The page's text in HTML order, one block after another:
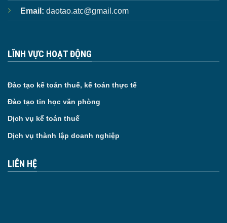
Email: daotao.atc@gmail.com
LĨNH VỰC HOẠT ĐỘNG
Đào tạo kế toán thuế, kế toán thực tế
Đào tạo tin học văn phòng
Dịch vụ kế toán thuế
Dịch vụ thành lập doanh nghiệp
LIÊN HỆ